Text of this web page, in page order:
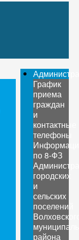
График
приема
граждан
и
контактные
телефоны
по 8-ФЗ
городских
и
сельских
поселений
района